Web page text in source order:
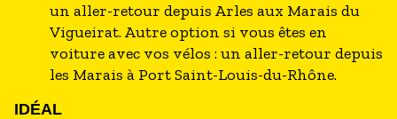
un aller-retour depuis Arles aux Marais du
Vigueirat. Autre option si vous êtes en
voiture avec vos vélos : un aller-retour depuis
les Marais à Port Saint-Louis-du-Rhône.
IDÉAL